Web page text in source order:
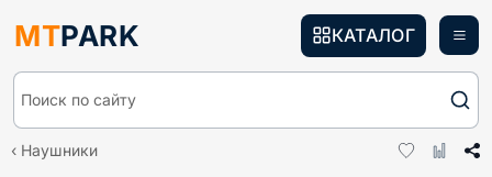
MTPARK
Поиск по сайту
КАТАЛОГ
Наушники